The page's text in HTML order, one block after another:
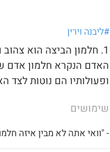
#ליבנה וירין
1. חלמון הביצה הוא
האדם הנקרא חלמון אדם
ופעולותיו הם נוטות לצד
שימושים
- "וואי אתה לא מבין איזה